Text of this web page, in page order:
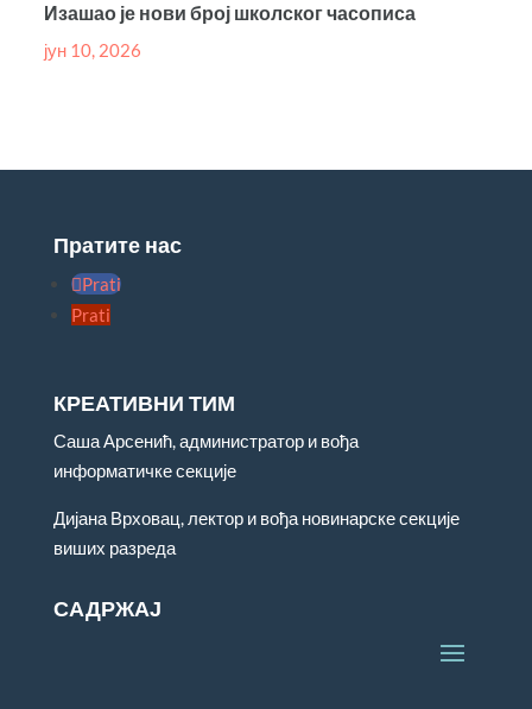
Изашао је нови број школског часописа
јун 10, 2026
Пратите нас
Prati
Prati
КРЕАТИВНИ ТИМ
Саша Арсенић, администратор и вођа
информатичке секције
Дијана Врховац, лектор и вођа новинарске секције
виших разреда
САДРЖАЈ